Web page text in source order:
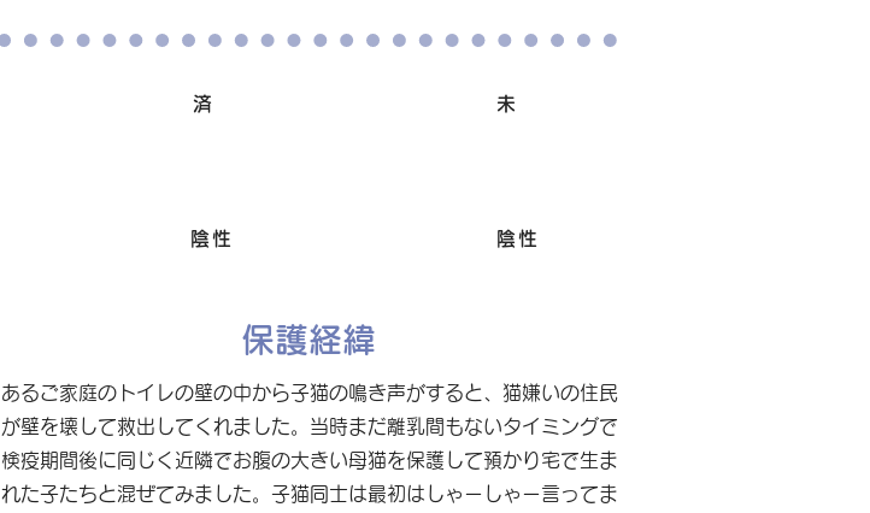
済 未
陰性 陰性
保護経緯
あるご家庭のトイレの壁の中から子猫の鳴き声がすると、猫嫌いの住民
が壁を壊して救出してくれました。当時まだ離乳間もないタイミングで
検疫期間後に同じく近隣でお腹の大きい母猫を保護して預かり宅で生ま
れた子たちと混ぜてみました。子猫同士は最初はしゃーしゃー言ってま